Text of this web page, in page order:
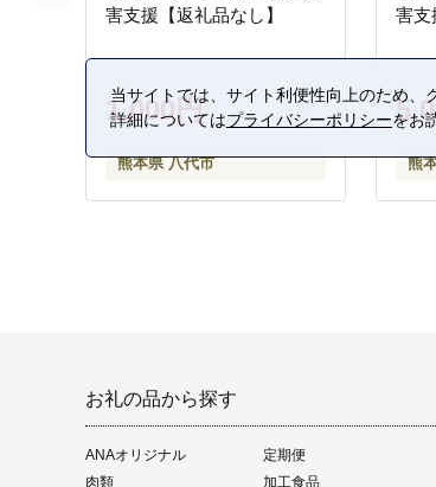
害支援【返礼品なし】
1,000円
熊本県 八代市
害支
熊
お礼の品から探す
ANAオリジナル 定期便
肉類
加工食品
当サイトでは、サイト利便性向上のため
詳細についてはプライバシーポリシーをお